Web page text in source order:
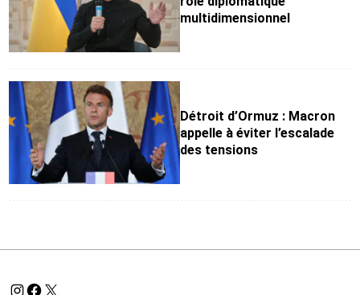
multidimensionnel
Détroit d’Ormuz : Macron
appelle à éviter l’escalade
des tensions